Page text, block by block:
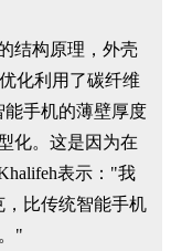
结构原理，外壳
化利用了碳纤维
能手机的薄壁厚度
化。这是因为在
表示："我
，比传统智能手机
"